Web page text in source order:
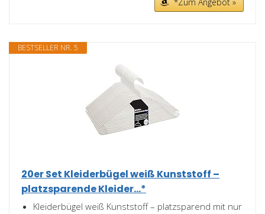
BESTSELLER NR. 5
20er Set Kleiderbügel weiß Kunststoff –
platzsparende Kleider...*
Kleiderbügel weiß Kunststoff – platzsparend mit nur